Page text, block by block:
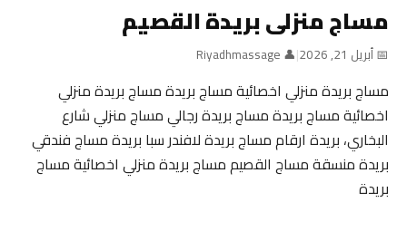
مساج منزلى بريدة القصيم
📅 أبريل 21, 2026 |
👤 Riyadhmassage
مساج بريدة منزلي اخصائية مساج بريدة مساج بريدة منزلي
اخصائية مساج بريدة مساج بريدة رجالي مساج منزلي شارع
البخاري، بريدة ارقام مساج بريدة لافندر سبا بريدة مساج فندقي
بريدة منسقة مساج القصيم مساج بريدة منزلي اخصائية مساج
بريدة